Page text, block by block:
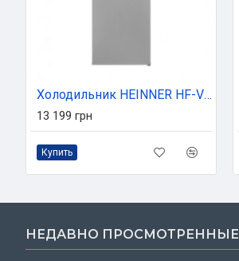
Холодильник HEINNER HF-V255SE++
13 199 грн
Купить
НЕДАВНО ПРОСМОТРЕННЫЕ